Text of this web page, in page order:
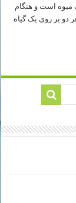
است و هنگام
دو بر روی یک گیاه